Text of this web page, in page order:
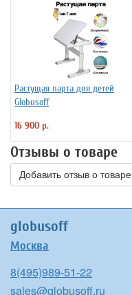
Растущая парта для детей
Globusoff
16 900 р.
Отзывы о товаре
Добавить отзыв о товаре
globusoff
Москва
8(495)989-51-22
sales@globusoff.ru